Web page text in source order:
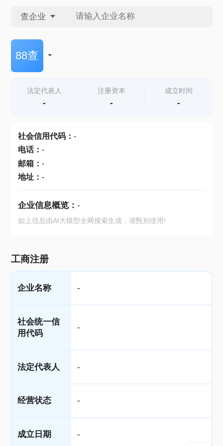
查企业
查企业
查产地
88查 -
法定代表人
-
注册资本
-
成立时间
-
社会信用代码： -
电话： -
邮箱： -
地址： -
企业信息概览： -
如上信息由AI大模型全网搜索生成，请甄别使用!
工商注册
企业名称 -
社会统一信
用代码
-
法定代表人 -
经营状态 -
成立日期 -